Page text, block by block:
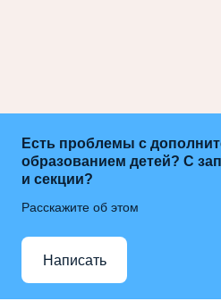
Есть проблемы с
образованием детей? С
и секции?
Расскажите об этом
Написать